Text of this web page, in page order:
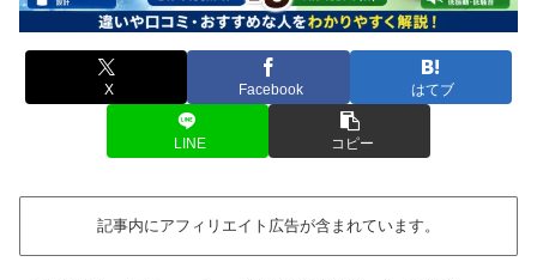
X Facebook はてブ
LINE コピー
記事内にアフィリエイト広告が含まれています。